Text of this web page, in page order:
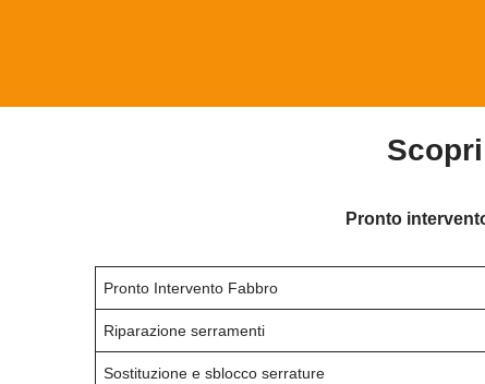
Pronto
Pronto Intervento Fabbro
Riparazione serramenti
Sostituzione e sblocco serrature